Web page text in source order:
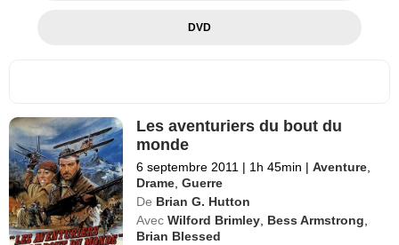
DVD
Les aventuriers du bout du
monde
6 septembre 2011 | 1h 45min | Aventure
Drame ,Guerre
De Brian G. Hutton
Avec Wilford Brimley Bess Armstrong
Brian Blessed